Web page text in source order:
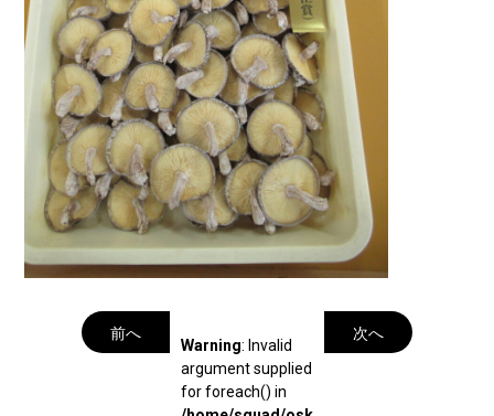
前へ
Warning: Invalid
argument supplied
for foreach() in
次へ